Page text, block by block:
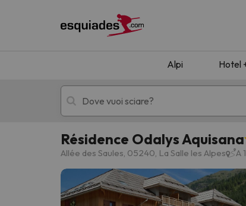
Alpi Hotel
Hotel + skipass Hotel di
Résidence Odalys Aquisana
Allée des Saules, 05240, La Salle les Alpes A